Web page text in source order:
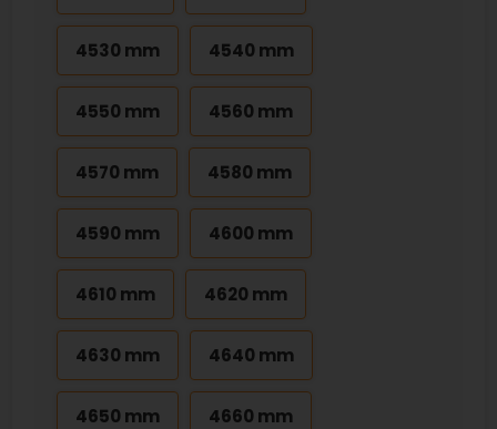
4530 mm 4540 mm
4550 mm 4560 mm
4570 mm 4580 mm
4590 mm 4600 mm
4610 mm 4620 mm
4630 mm 4640 mm
4650 mm 4660 mm